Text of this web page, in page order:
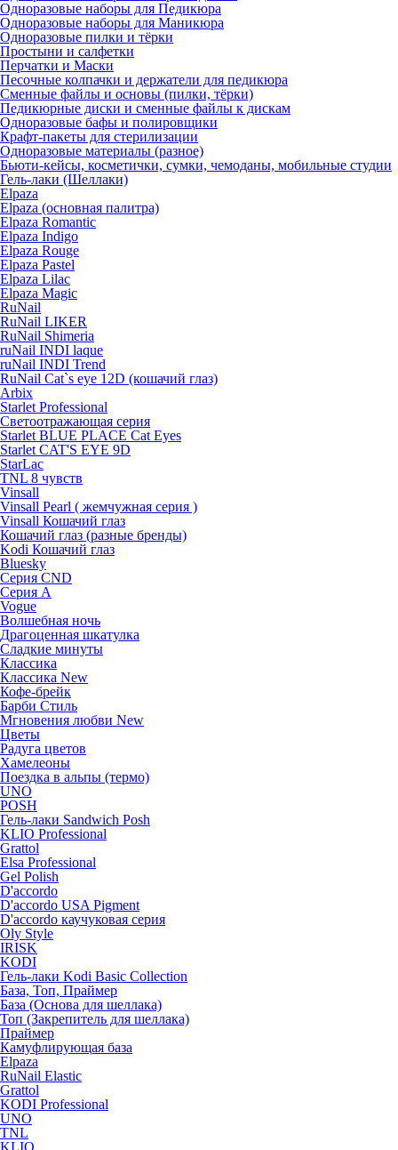
Одноразовые наборы для Педикюра
Одноразовые наборы для Маникюра
Одноразовые пилки и тёрки
Простыни и салфетки
Перчатки и Маски
Песочные колпачки и держатели для педикюра
Cменные файлы и основы (пилки, тёрки)
Педикюрные диски и сменные файлы к дискам
Одноразовые бафы и полировщики
Крафт-пакеты для стерилизации
Одноразовые материалы (разное)
Бьюти-кейсы, косметички, сумки, чемоданы, мобильные студии
Гель-лаки (Шеллаки)
Elpaza
Elpaza (основная палитра)
Elpaza Romantic
Elpaza Indigo
Elpaza Rouge
Elpaza Pastel
Elpaza Lilac
Elpaza Magic
RuNail
RuNail LIKER
RuNail Shimeria
ruNail INDI laque
ruNail INDI Trend
RuNail Cat`s eye 12D (кошачий глаз)
Arbix
Starlet Professional
Светоотражающая серия
Starlet BLUE PLACE Cat Eyes
Starlet CAT'S EYE 9D
StarLac
TNL 8 чувств
Vinsall
Vinsall Pearl ( жемчужная серия )
Vinsall Кошачий глаз
Кошачий глаз (разные бренды)
Kodi Кошачий глаз
Bluesky
Серия CND
Серия А
Vogue
Волшебная ночь
Драгоценная шкатулка
Сладкие минуты
Классика
Классика New
Кофе-брейк
Барби Стиль
Мгновения любви New
Цветы
Радуга цветов
Хамелеоны
Поездка в альпы (термо)
UNO
POSH
Гель-лаки Sandwich Posh
KLIO Professional
Grattol
Elsa Professional
Gel Polish
D'accordo
D'accordo USA Pigment
D'accordo каучуковая серия
Oly Style
IRISK
KODI
Гель-лаки Kodi Basic Collection
База, Топ, Праймер
База (Основа для шеллака)
Топ (Закрепитель для шеллака)
Праймер
Камуфлирующая база
Elpaza
RuNail Elastic
Grattol
KODI Professional
UNO
TNL
KLIO